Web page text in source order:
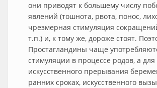
они приводят к большему числу
явлений (тошнота, рвота, понос,
чрезмерная стимуляция
т.п.) и, к тому же, дороже стоят.
Простагландины чаще
стимуляции в процессе родов, а для
искусственного прерывания
ранних сроках, искусственного